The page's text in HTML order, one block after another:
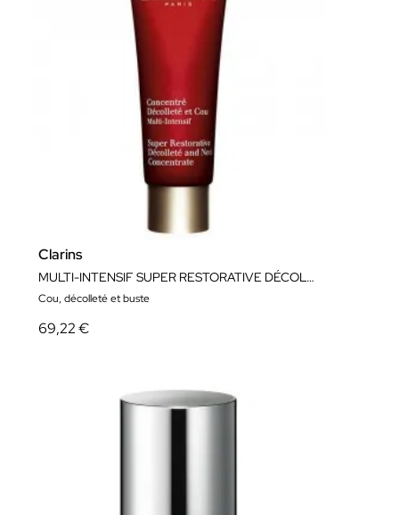
Clarins
MULTI-INTENSIF SUPER RESTORATIVE DÉCOLLETÉ ET COU
Cou, décolleté et buste
69,22 €